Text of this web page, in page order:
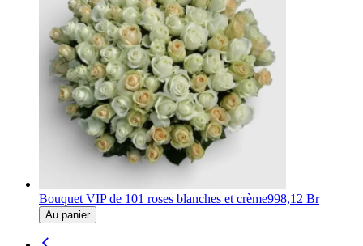
Bouquet VIP de 101 roses blanches et crème998,12 Br
Au panier